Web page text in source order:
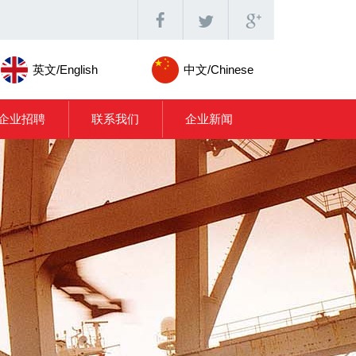
中文/Chinese
英文/English
业招聘 联系我们 企业新闻